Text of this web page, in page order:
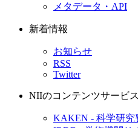
メタデータ・API
新着情報
お知らせ
RSS
Twitter
NIIのコンテンツサービス
KAKEN - 科学研究